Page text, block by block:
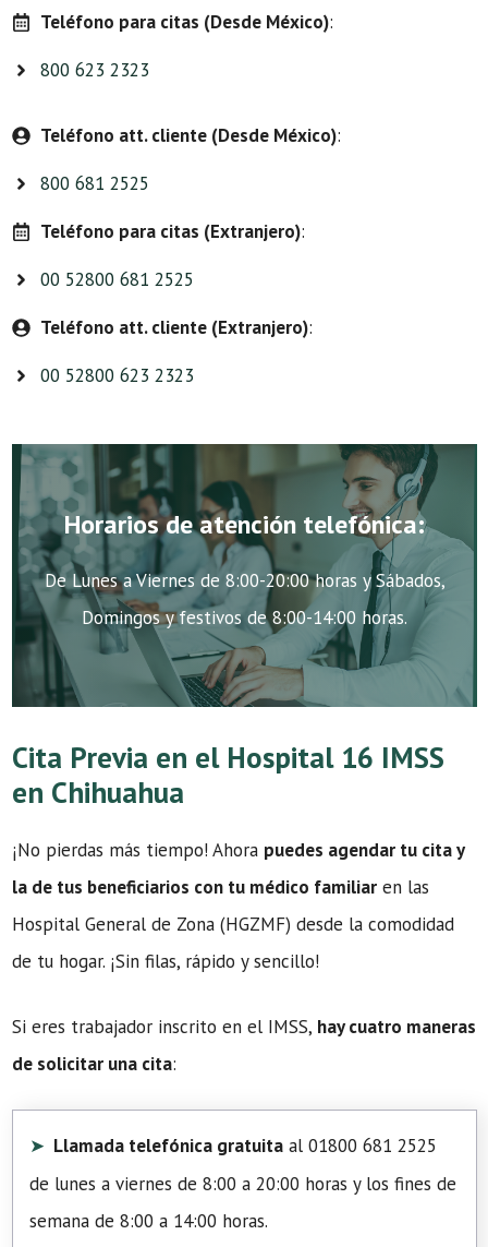
Teléfono para citas (Desde México):
800 623 2323
Teléfono att. cliente (Desde México):
800 681 2525
Teléfono para citas (Extranjero):
00 52800 681 2525
Teléfono att. cliente (Extranjero):
00 52800 623 2323
Horarios de atención telefónica:
De Lunes a Viernes de 8:00-20:00 horas y Sábados,
Domingos y festivos de 8:00-14:00 horas.
Cita Previa en el Hospital 16 IMSS
en Chihuahua
¡No pierdas más tiempo! Ahora puedes agendar tu cita y
la de tus beneficiarios con tu médico familiar en las
Hospital General de Zona (HGZMF) desde la comodidad
de tu hogar. ¡Sin filas, rápido y sencillo!
Si eres trabajador inscrito en el IMSS, hay cuatro maneras
de solicitar una cita:
Llamada telefónica gratuita al 01800 681 2525
de lunes a viernes de 8:00 a 20:00 horas y los fines de
semana de 8:00 a 14:00 horas.